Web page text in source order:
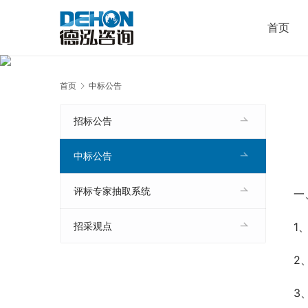
首页
首页 中标公告
一
1
2
3
招标公告
中标公告
评标专家抽取系统
招采观点